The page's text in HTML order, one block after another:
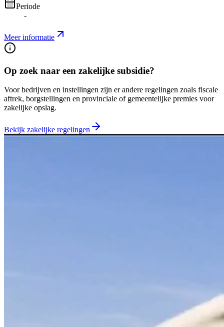
Periode
-
Meer informatie
Op zoek naar een zakelijke subsidie?
Voor bedrijven en instellingen zijn er andere regelingen zoals fiscale
aftrek, borgstellingen en provinciale of gemeentelijke premies voor
zakelijke opslag.
Bekijk zakelijke regelingen